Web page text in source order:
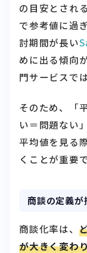
の目安とされ
で参考値に過
討期間が長い
めに出る傾向
門サービスで
そのため、「
い＝問題ない
平均値を見る
くことが重要で
商談の定義
商談化率は、
が大きく変わ